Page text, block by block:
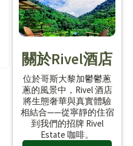
關於Rivel酒店
位於哥斯大黎加鬱鬱蔥
蔥的風景中，Rivel 酒店
將生態奢華與真實體驗
相結合——從寧靜的住宿
到我們的招牌 Rivel
Estate 咖啡。